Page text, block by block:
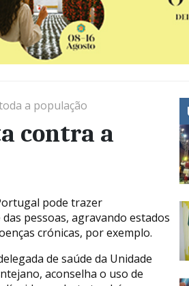
a população
contra a
pode trazer
pessoas, agravando estados
crónicas, por exemplo.
de saúde da Unidade
aconselha o uso de